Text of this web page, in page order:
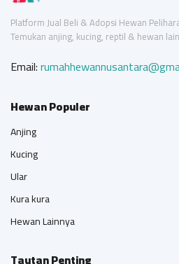
Platform Jual Beli & Adopsi Hewan
Temukan anjing, kucing, reptil & hewan
Email:
Hewan Populer
Anjing
Kucing
Ular
Kura kura
Hewan Lainnya
Tautan Penting